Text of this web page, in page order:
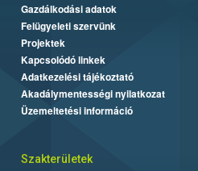
Gazdálkodási adatok
Felügyeleti szervünk
Projektek
Kapcsolódó linkek
Adatkezelési tájékoztató
Akadálymentességi nyilatkozat
Üzemeltetési információ
Szakterületek